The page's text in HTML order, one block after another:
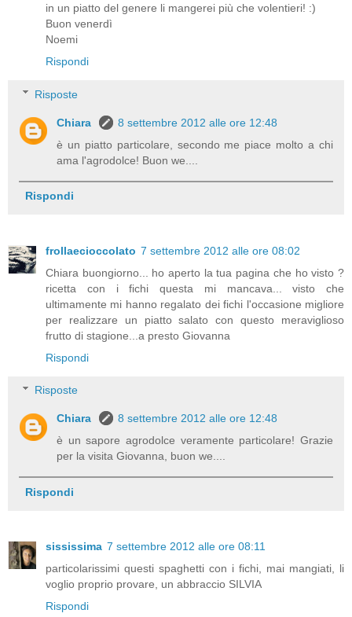
in un piatto del genere li mangerei più che volentieri! :)
Buon venerdì
Noemi
Rispondi
Risposte
Chiara
8 settembre 2012 alle ore 12:48
è un piatto particolare, secondo me piace molto a chi
ama l'agrodolce! Buon we....
Rispondi
frollaecioccolato 7 settembre 2012 alle ore 08:02
Chiara buongiorno... ho aperto la tua pagina che ho visto ?
ricetta con i fichi questa mi mancava... visto che
ultimamente mi hanno regalato dei fichi l'occasione migliore
per realizzare un piatto salato con questo meraviglioso
frutto di stagione...a presto Giovanna
Rispondi
Risposte
Chiara
8 settembre 2012 alle ore 12:48
è un sapore agrodolce veramente particolare! Grazie
per la visita Giovanna, buon we....
Rispondi
sississima 7 settembre 2012 alle ore 08:11
particolarissimi questi spaghetti con i fichi, mai mangiati, li
voglio proprio provare, un abbraccio SILVIA
Rispondi